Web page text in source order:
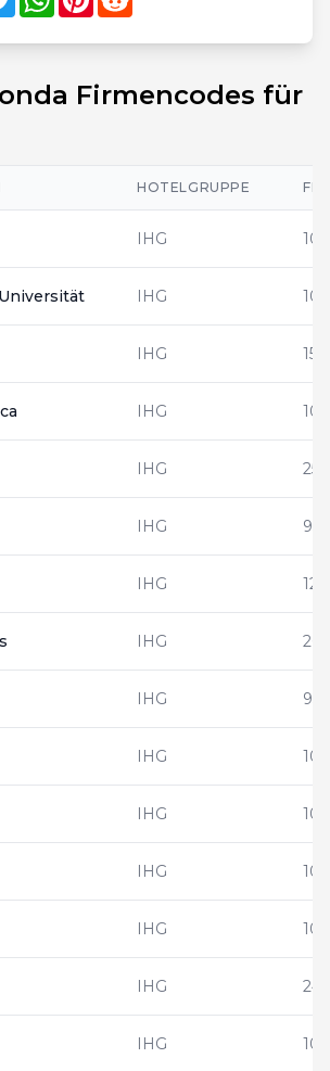
Firmencodes für
HOTELGRUPPE
IHG
IHG
IHG
IHG
IHG
IHG
IHG
IHG
IHG
IHG
IHG
IHG
IHG
IHG
IHG